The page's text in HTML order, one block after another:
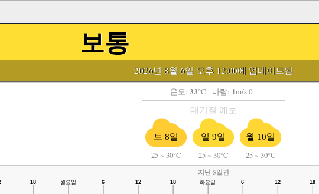
보통
2026년 8월 6일 오후 12:00에 업데이트됨
온도: 33°C - 바람: 1m/s 0 -
대기질 예보
토 8일
25 ~ 30°C
일 9일
25 ~ 30°C
월 10일
25 ~ 30°C
지난 5일간